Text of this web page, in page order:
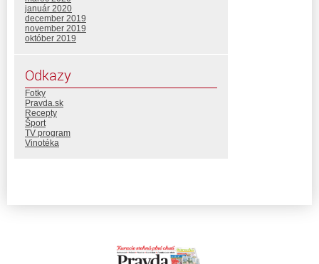
január 2020
december 2019
november 2019
október 2019
Odkazy
Fotky
Pravda.sk
Recepty
Šport
TV program
Vinotéka